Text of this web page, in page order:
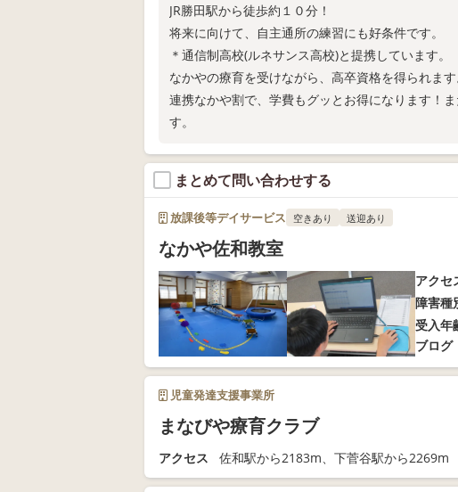
JR勝田駅から徒歩約１０分！
将来に向けて、自主通所の練習にも好条件です。
＊通信制高校(ルネサンス高校)と提携しています。
なかやの療育を受けながら、高卒資格を得られます
連携なかや割で、学費もグッとお得になります！
す。
まとめて問い合わせする
放課後等デイサービス 空きあり 送迎あり
なかや佐和教室
アクセ
障害種
受入年
ブログ
児童発達支援事業所
まなびや療育クラブ
アクセス 佐和駅から2183m、下菅谷駅から2269m